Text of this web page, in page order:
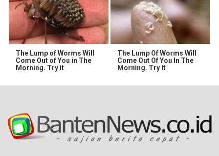
The Lump of Worms Will
Come Out of You in The
Morning. Try it
The Lump Of Worms Will
Come Out Of You In The
Morning. Try It